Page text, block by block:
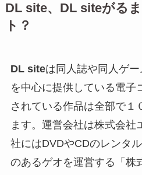
DL site、 DL siteがる
ト？
DL siteは同人誌や同人ゲ
を中心に提供している電子
されている作品は全部で１
ます。運営会社は株式会社
社にはDVDやCDのレンタ
のあるゲオを運営する「株